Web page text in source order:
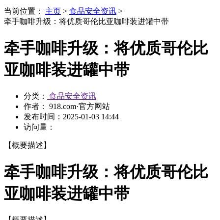
当前位置： 主页 > 食品安全资讯 >
牵手咖啡升级：将优质哥伦比亚咖啡装进罐中带
牵手咖啡升级：将优质哥伦比
亚咖啡装进罐中带
分类：
食品安全资讯
作者： 918.com·官方网站
发布时间： 2025-01-03 14:44
访问量：
【概要描述】
牵手咖啡升级：将优质哥伦比
亚咖啡装进罐中带